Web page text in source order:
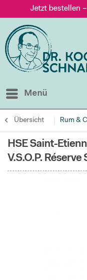
Jetzt bestellen
Versand nur
Jetzt bestellen
Menü
Übersicht Rum &
HSE Saint-
V.S.O.P. Réserve